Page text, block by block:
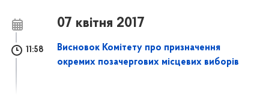
07 квітня 2017
11:58
Висновок Комітету про призначення
окремих позачергових місцевих виборів